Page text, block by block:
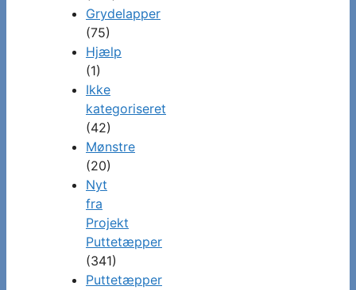
Grydelapper
(75)
Hjælp
(1)
Ikke
kategoriseret
(42)
Mønstre
(20)
Nyt
fra
Projekt
Puttetæpper
(341)
Puttetæpper